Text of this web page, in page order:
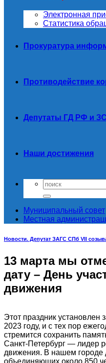
Электронная
Статистика
Прокуратура
Противодействие
Депутаты ГД РФ и
Наши достижения
Муниципальный совет
Местная
Новости. Депутат ЗАГС СПб VII
13 марта мы
дату – День
движения
Этот праздник установлен
2023 году, и с тех пор
стремится сохранить
Санкт-Петербург — лидер
движения. В нашем городе
объединяющих около 850